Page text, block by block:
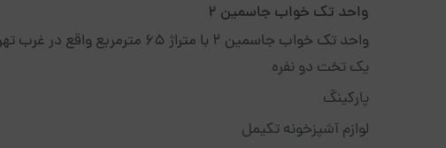
واحد تک خواب جاسمین 2
واحد تک خواب جاسمین 2 با متراژ 65 مترمربع واقع در غرب تهران، دارای امکاناتی شامل:
یک تخت دو نفره
پارکینگ
لوازم آشپزخونه تکیمل